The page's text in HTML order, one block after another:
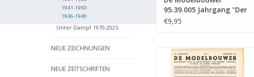
1941-1950
1936-1940
Unter Dampf 1970-2025
NEUE ZEICHNUNGEN
NEUE ZEITSCHRIFTEN
95.39.005 Jahrgang "Der
Modellbauer" Ausgabe :
€9,95
De Modelbouwer 95.39.009
Jahrgang "Der Modellbauer"
Ausgabe : 39.009 (PDF)